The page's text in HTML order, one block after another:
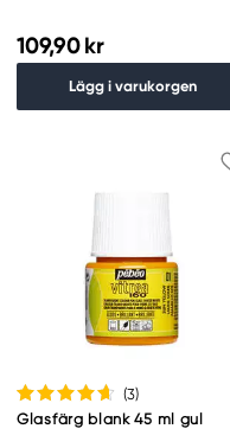
109,90 kr
Lägg i varukorgen
(3)
Glasfärg blank 45 ml gul